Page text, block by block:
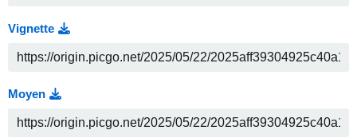
Vignette
Moyen